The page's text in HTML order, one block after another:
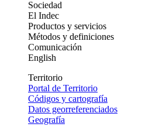
Sociedad
El Indec
Productos y servicios
Métodos y definiciones
Comunicación
English
Territorio
Portal de Territorio
Códigos y cartografía
Datos georreferenciados
Geografía